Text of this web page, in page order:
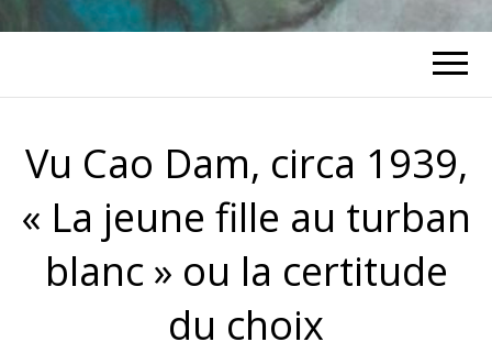
Vu Cao Dam, circa 1939,
« La jeune fille au turban
blanc » ou la certitude
du choix